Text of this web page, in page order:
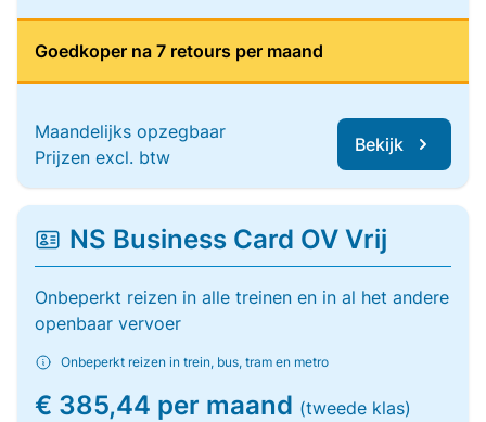
Goedkoper na 7 retours per maand
Maandelijks opzegbaar
Prijzen excl. btw
Bekijk
NS Business Card OV Vrij
Onbeperkt reizen in alle treinen en in al het andere
openbaar vervoer
Onbeperkt reizen in trein, bus, tram en metro
€ 385,44 per maand (tweede klas)